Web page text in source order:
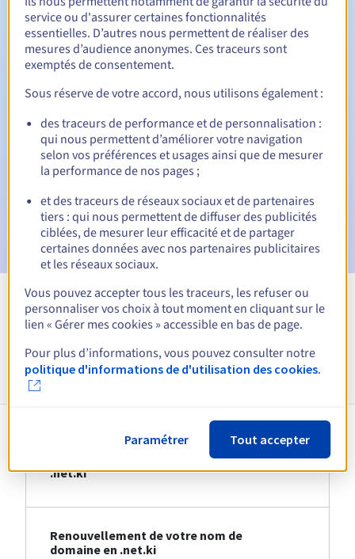
Période de rédemption 30 jours
Notifications automatiques :
Emails d'avertissement : 60, 30, 15, 7 et 3 jours avant la
date d'échéance
Email le jour de l'expirationpour notification de la
suspension du nom de domaine
Email après la Redemption Grace Periodpour notification
de la suppression du nom de domaine
Voir toutes les extensions
Informations sur le .net.ki
Création de votre nom de domaine en
.net.ki
Renouvellement de votre nom de
domaine en .net.ki
service ou d'assurer certaines fonctionnalités
essentielles. D’autres nous permettent de réaliser des
mesures d’audience anonymes. Ces traceurs sont
exemptés de consentement.
Sous réserve de votre accord, nous utilisons également :
des traceurs de performance et de personnalisation :
qui nous permettent d’améliorer votre navigation
selon vos préférences et usages ainsi que de mesurer
la performance de nos pages ;
et des traceurs de réseaux sociaux et de partenaires
tiers : qui nous permettent de diffuser des publicités
ciblées, de mesurer leur efficacité et de partager
certaines données avec nos partenaires publicitaires
et les réseaux sociaux.
Vous pouvez accepter tous les traceurs, les refuser ou
personnaliser vos choix à tout moment en cliquant sur le
lien « Gérer mes cookies » accessible en bas de page.
Pour plus d’informations, vous pouvez consulter notre
politique d'informations de d'utilisation des cookies.
Paramétrer Tout accepter